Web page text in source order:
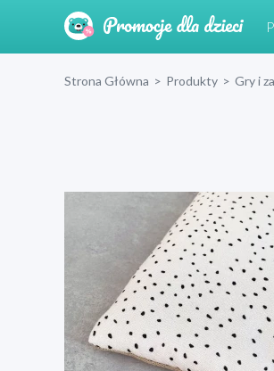
Strona Główna > Produkty > Gry i